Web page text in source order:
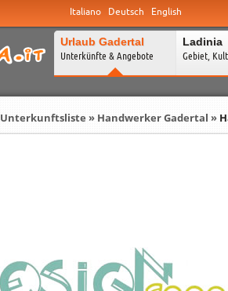
Italiano Deutsch English
Urlaub Gadertal
Unterkünfte & Angebote
Ladinia
Gebiet,
Unterkunftsliste» Handwerker Gadertal »